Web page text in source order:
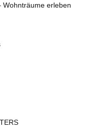
Wohnträume erleben